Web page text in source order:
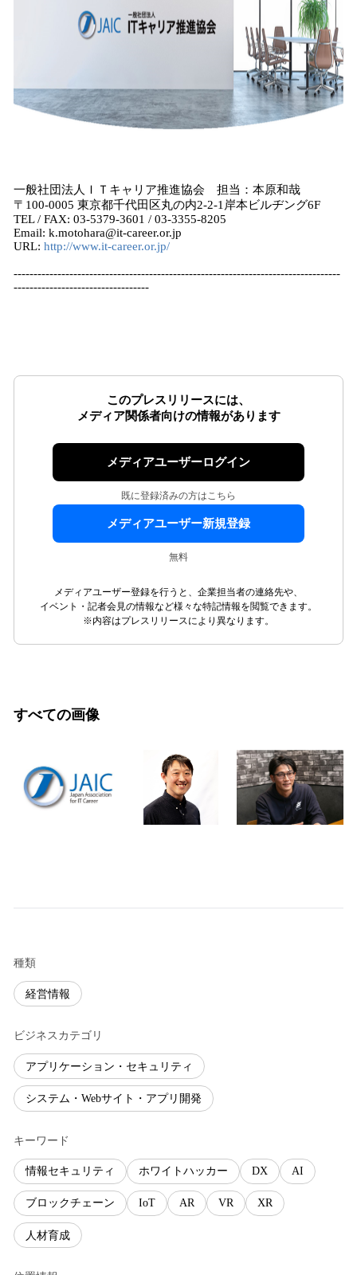
一般社団法人ＩＴキャリア推進協会 担当：本原和哉
〒100-0005 東京都千代田区丸の内2-2-1岸本ビルヂング6F
TEL / FAX: 03-5379-3601 / 03-3355-8205
Email: k.motohara@it-career.or.jp
URL: http://www.it-career.or.jp/
----------------------------------------------------------------------------------
----------------------------------
このプレスリリースには、
メディア関係者向けの情報があります
メディアユーザーログイン
既に登録済みの方はこちら
メディアユーザー新規登録
無料
メディアユーザー登録を行うと、企業担当者の連絡先や、
イベント・記者会見の情報など様々な特記情報を閲覧できます。
※内容はプレスリリースにより異なります。
すべての画像
種類
経営情報
ビジネスカテゴリ
アプリケーション・セキュリティ
システム・Webサイト・アプリ開発
キーワード
情報セキュリティ ホワイトハッカー DX AI
ブロックチェーン IoT AR VR XR
人材育成